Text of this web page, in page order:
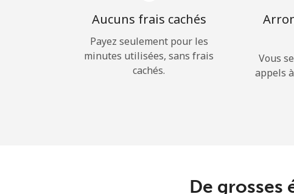
Aucuns frais cachés
Payez seulement pour les
minutes utilisées, sans frais
cachés.
Vous
appels
De grosses